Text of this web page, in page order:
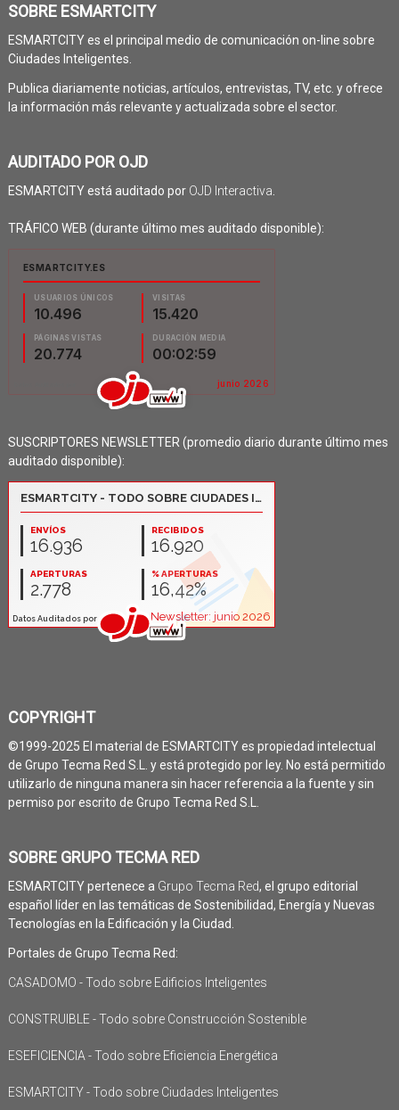
SOBRE ESMARTCITY
ESMARTCITY es el principal medio de comunicación on-line sobre
Ciudades Inteligentes.
Publica diariamente noticias, artículos, entrevistas, TV, etc. y ofrece
la información más relevante y actualizada sobre el sector.
AUDITADO POR OJD
ESMARTCITY está auditado por OJD Interactiva
TRÁFICO WEB (durante último mes auditado disponible):
SUSCRIPTORES NEWSLETTER (promedio diario durante último mes
auditado disponible):
COPYRIGHT
©1999-2025 El material de ESMARTCITY es propiedad intelectual
de Grupo Tecma Red S.L. y está protegido por ley. No está permitido
utilizarlo de ninguna manera sin hacer referencia a la fuente y sin
permiso por escrito de Grupo Tecma Red S.L.
SOBRE GRUPO TECMA RED
ESMARTCITY pertenece a Grupo Tecma Red, el grupo editorial
español líder en las temáticas de Sostenibilidad, Energía y Nuevas
Tecnologías en la Edificación y la Ciudad.
Portales de Grupo Tecma Red:
CASADOMO - Todo sobre Edificios Inteligentes
CONSTRUIBLE - Todo sobre Construcción Sostenible
ESEFICIENCIA - Todo sobre Eficiencia Energética
ESMARTCITY - Todo sobre Ciudades Inteligentes